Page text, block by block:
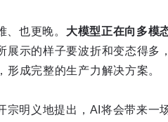
也更晚。 大模型正在向多模
展示的样子要波折和变态得多
成完整的生产力解决方案。
宗明义地提出，AI将会带来一